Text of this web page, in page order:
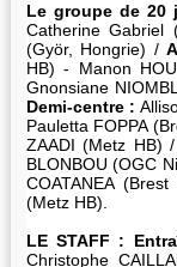
Le groupe de 20
Catherine Gabriel
(Györ, Hongrie) /
HB) - Manon
Gnonsiane
Demi-centre :
Pauletta FOPPA
ZAADI (Metz HB)
BLONBOU (OGC
COATANEA
(Metz HB).
LE STAFF :
Christophe